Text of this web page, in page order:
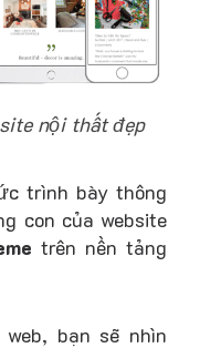
nội thất đẹp
trình bày thông
con của website
trên nền tảng
bạn sẽ nhìn